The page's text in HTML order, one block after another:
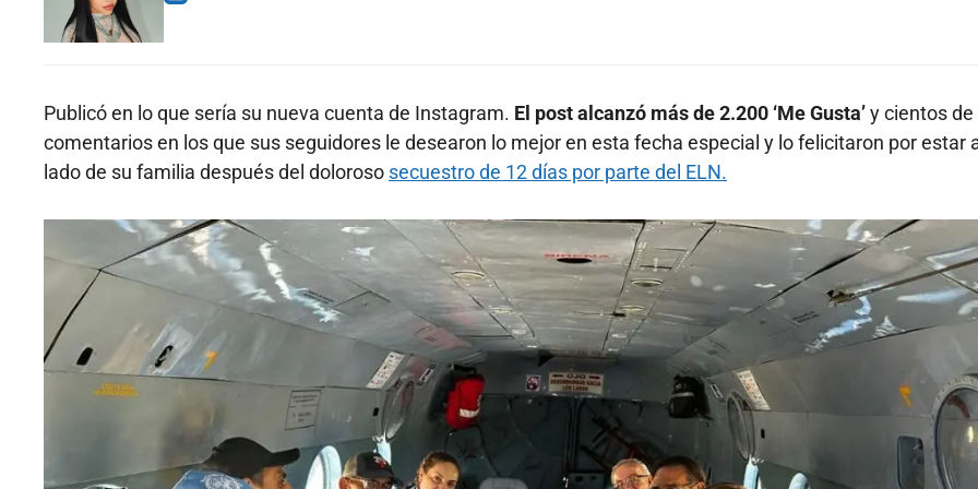
Publicó en lo que sería su nueva cuenta de Instagram. El post alcanzó más de 2.200 ‘Me Gusta’y cientos de
comentarios en los que sus seguidores le desearon lo mejor en esta fecha especial y lo felicitaron por estar
lado de su familia después del doloroso secuestro de 12 días por parte del ELN.